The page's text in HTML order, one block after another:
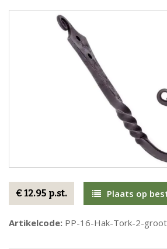
€ 12.95 p.st. Plaats op
Artikelcode: PP-16-Hak-Tork-2-